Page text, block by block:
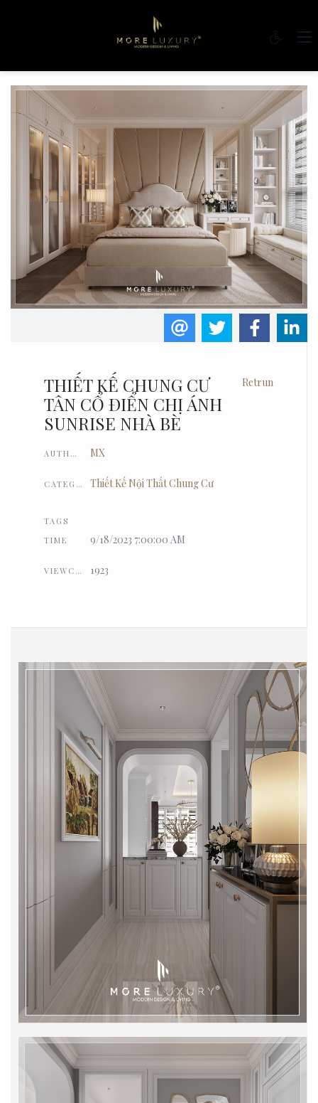
Retrun
THIẾT KẾ CHUNG CƯ
TÂN CỔ ĐIỂN CHỊ ÁNH
SUNRISE NHÀ BÈ
AUTHOR MX
CATEGORIES Thiết Kế Nội Thất Chung Cư
TAGS
TIME
9/18/2023 7:00:00 AM
VIEWCOUNT 1923